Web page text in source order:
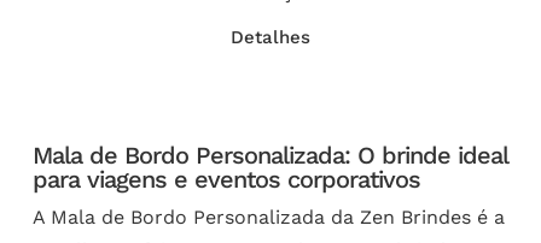
Detalhes
Mala de Bordo Personalizada: O brinde ideal
para viagens e eventos corporativos
A Mala de Bordo Personalizada da Zen Brindes é a